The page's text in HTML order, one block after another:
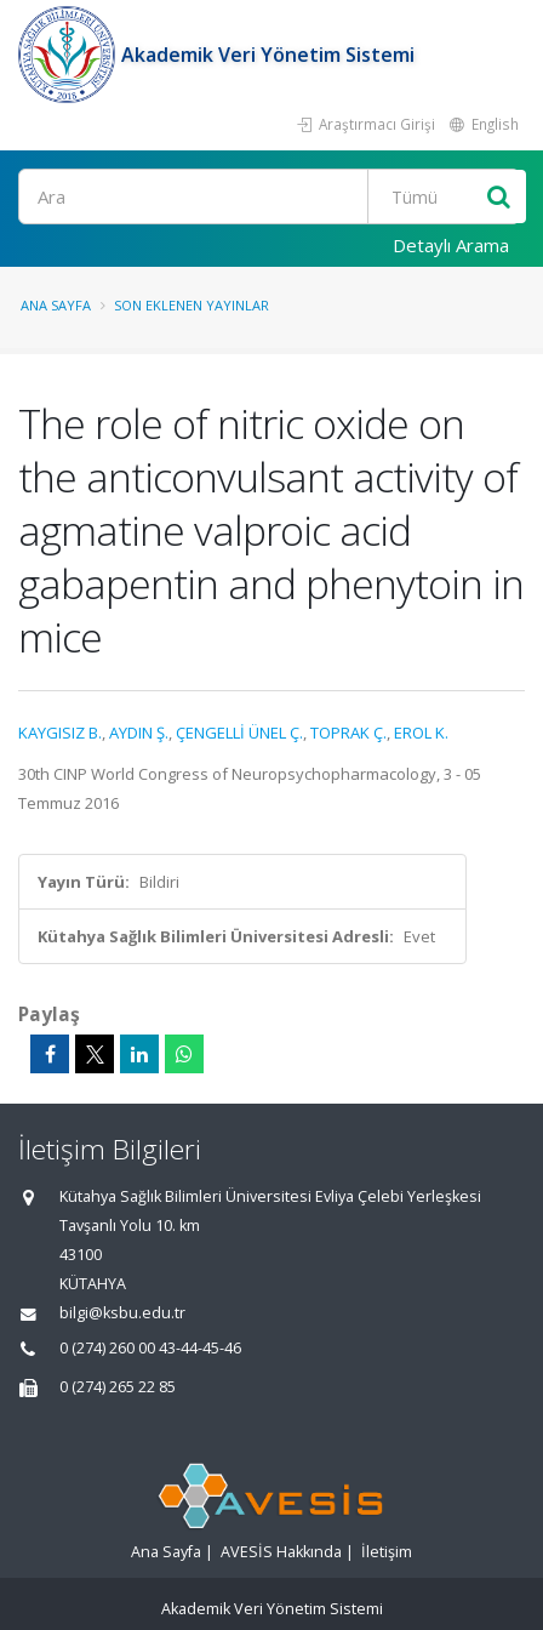
Akademik Veri Yönetim Sistemi
Araştırmacı Girişi English
Ara
Detaylı Arama
ANA SAYFA SON EKLENEN YAYINLAR
The role of nitric oxide on
the anticonvulsant activity of
agmatine valproic acid
gabapentin and phenytoin in
mice
KAYGISIZ B.,AYDIN Ş.,ÇENGELLİ ÜNEL Ç.,TOPRAK Ç.,EROL K.
30th CINP World Congress of Neuropsychopharmacology, 3 - 05
Temmuz 2016
Yayın Türü: Bildiri
Kütahya Sağlık Bilimleri Üniversitesi Adresli: Evet
Paylaş
İletişim Bilgileri
Kütahya Sağlık Bilimleri Üniversitesi Evliya Çelebi Yerleşkesi
Tavşanlı Yolu 10. km
43100
KÜTAHYA
bilgi@ksbu.edu.tr
0 (274) 260 00 43-44-45-46
0 (274) 265 22 85
Ana Sayfa | AVESİS Hakkında | İletişim
Akademik Veri Yönetim Sistemi